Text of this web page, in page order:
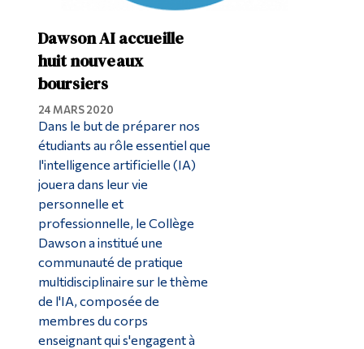
Dawson AI accueille
huit nouveaux
boursiers
24 MARS 2020
Dans le but de préparer nos
étudiants au rôle essentiel que
l'intelligence artificielle (IA)
jouera dans leur vie
personnelle et
professionnelle, le Collège
Dawson a institué une
communauté de pratique
multidisciplinaire sur le thème
de l'IA, composée de
membres du corps
enseignant qui s'engagent à